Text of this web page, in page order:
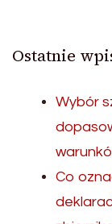
Ostatnie
Wybór
Co